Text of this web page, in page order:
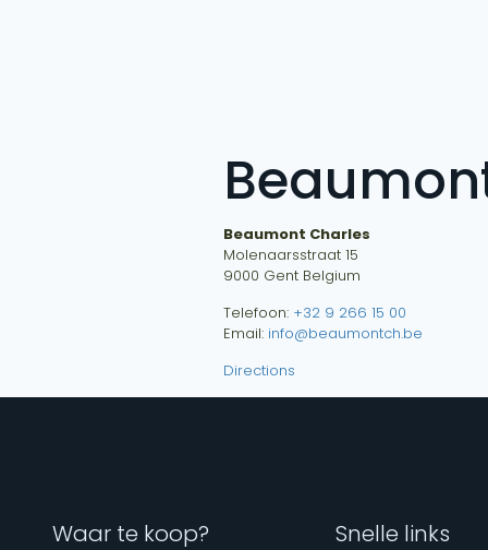
Beaumont Charles
Molenaarsstraat 15
9000 Gent Belgium
Telefoon: +32 9 266 15 00
Email: info@beaumontch.be
Directions
Waar te koop? Snelle links